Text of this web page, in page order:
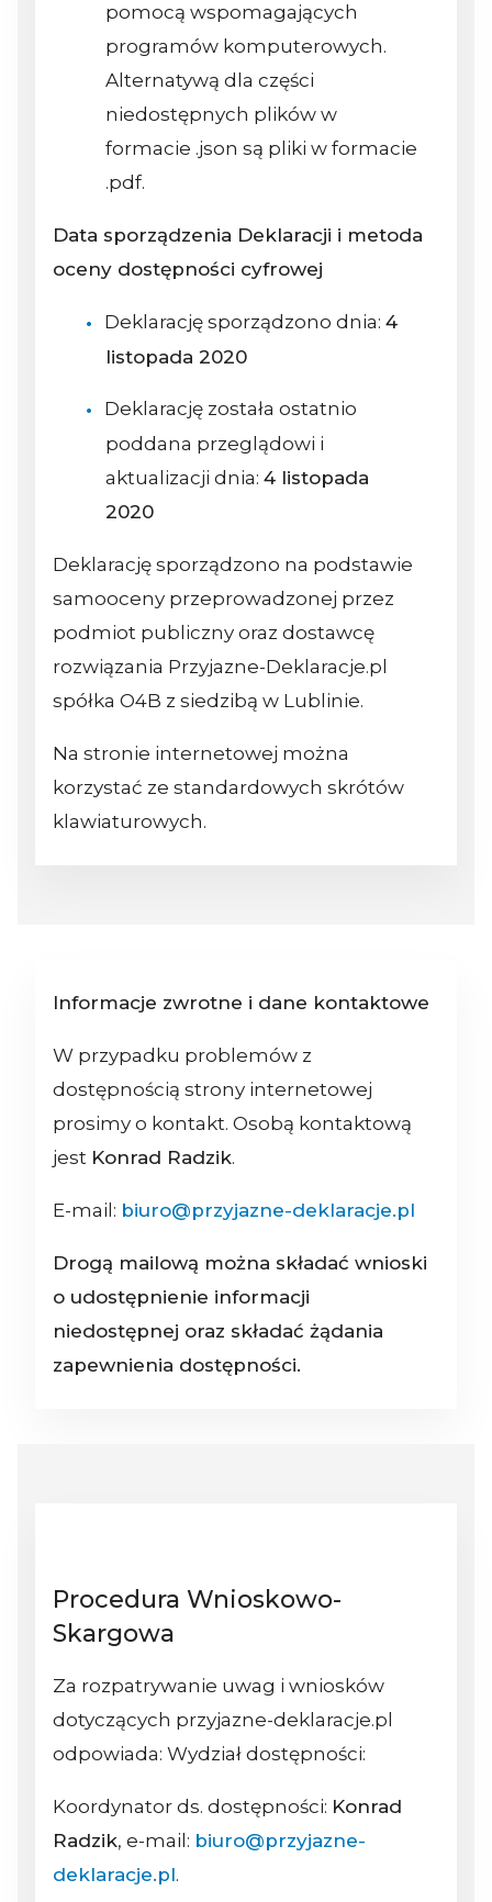
pomocą wspomagających
programów komputerowych.
Alternatywą dla części
niedostępnych plików w
formacie .json są pliki w formacie
.pdf.
Data sporządzenia Deklaracji i metoda
oceny dostępności cyfrowej
Deklarację sporządzono dnia: 4
listopada 2020
Deklarację została ostatnio
poddana przeglądowi i
aktualizacji dnia: 4 listopada
2020
Deklarację sporządzono na podstawie
samooceny przeprowadzonej przez
podmiot publiczny oraz dostawcę
rozwiązania Przyjazne-Deklaracje.pl
spółka O4B z siedzibą w Lublinie.
Na stronie internetowej można
korzystać ze standardowych skrótów
klawiaturowych.
Informacje zwrotne i dane kontaktowe
W przypadku problemów z
dostępnością strony internetowej
prosimy o kontakt. Osobą kontaktową
jest Konrad Radzik.
E-mail: biuro@przyjazne-deklaracje.pl
Drogą mailową można składać wnioski
o udostępnienie informacji
niedostępnej oraz składać żądania
zapewnienia dostępności.
Procedura Wnioskowo-
Skargowa
Za rozpatrywanie uwag i wniosków
dotyczących przyjazne-deklaracje.pl
odpowiada: Wydział dostępności:
Koordynator ds. dostępności: Konrad
Radzik, e-mail: biuro@przyjazne-
deklaracje.pl.